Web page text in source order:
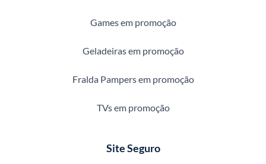
Games em promoção
Geladeiras em promoção
Fralda Pampers em promoção
TVs em promoção
Site Seguro